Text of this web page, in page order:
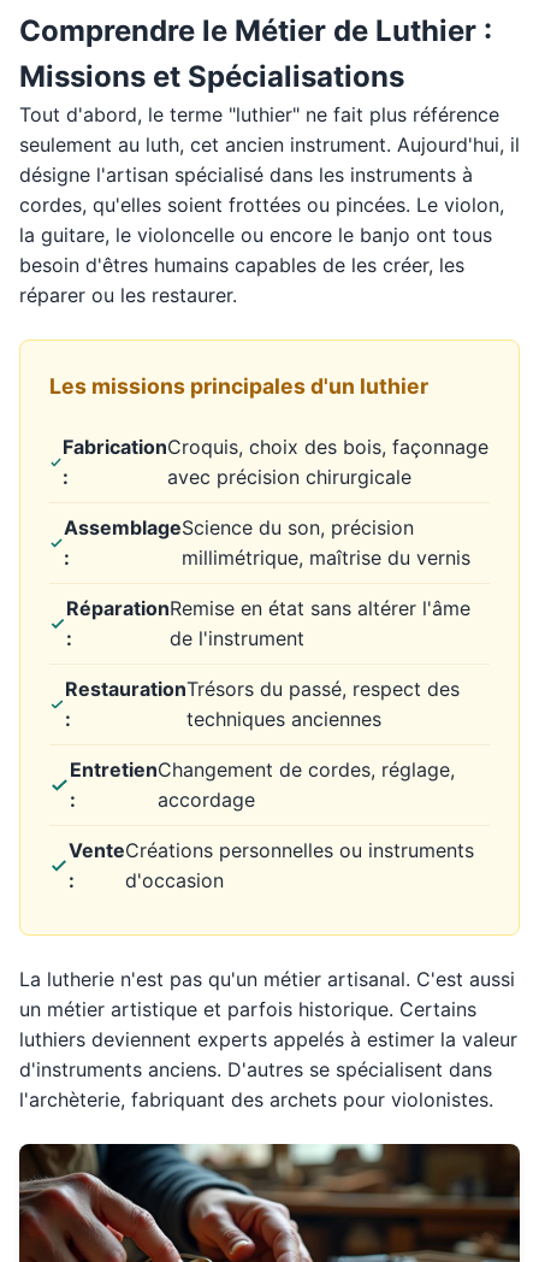
Comprendre le Métier de Luthier :
Missions et Spécialisations
Tout d'abord, le terme "luthier" ne fait plus référence
seulement au luth, cet ancien instrument. Aujourd'hui, il
désigne l'artisan spécialisé dans les instruments à
cordes, qu'elles soient frottées ou pincées. Le violon,
la guitare, le violoncelle ou encore le banjo ont tous
besoin d'êtres humains capables de les créer, les
réparer ou les restaurer.
Les missions principales d'un luthier
Fabrication
:
Croquis, choix des bois, façonnage
avec précision chirurgicale
Assemblage
:
Science du son, précision
millimétrique, maîtrise du vernis
Réparation
:
Remise en état sans altérer l'âme
de l'instrument
Restauration
:
Trésors du passé, respect des
techniques anciennes
Entretien
:
Changement de cordes, réglage,
accordage
Vente
:
Créations personnelles ou instruments
d'occasion
La lutherie n'est pas qu'un métier artisanal. C'est aussi
un métier artistique et parfois historique. Certains
luthiers deviennent experts appelés à estimer la valeur
d'instruments anciens. D'autres se spécialisent dans
l'archèterie, fabriquant des archets pour violonistes.